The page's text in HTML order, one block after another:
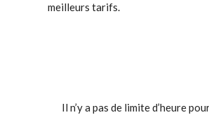
meilleurs tarifs.
Il n’y a pas de limite d’heure